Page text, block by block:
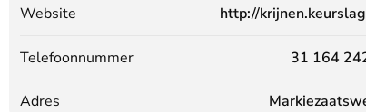
Website http://
Telefoonnummer 31 164
Adres